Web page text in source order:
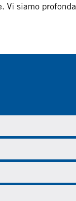
Vi siamo